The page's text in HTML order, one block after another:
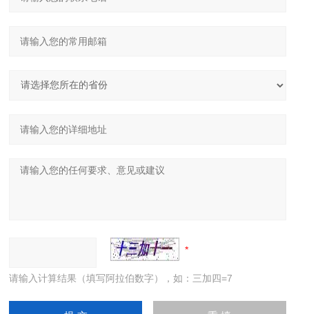
请输入计算结果（填写阿拉伯数字），如：三加四=7